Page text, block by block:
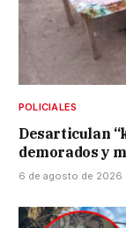
POLICIALES
Desarticulan
demorados y
6 de agosto de 2026